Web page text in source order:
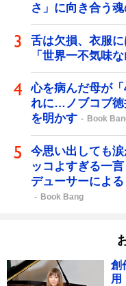
さ」に向き合う
舌は欠損、衣服
「世界一不気味
心を病んだ母が
れに…ノブコブ徳
を明かす
Book
今思い出しても
ッコよすぎる一
デューサーによ
Book Bang
創